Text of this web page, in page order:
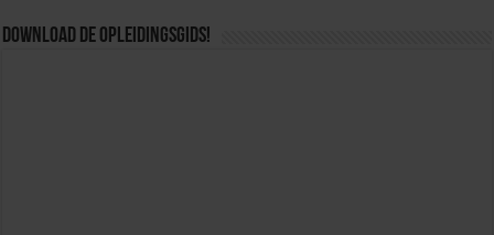
Download de opleidingsgids!